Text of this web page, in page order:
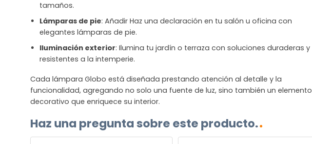
tamaños.
Lámparas de pie: Añadir Haz una declaración en tu salón u oficina con
elegantes lámparas de pie.
Iluminación exterior: Ilumina tu jardín o terraza con soluciones duraderas y
resistentes a la intemperie.
Cada lámpara Globo está diseñada prestando atención al detalle y la
funcionalidad, agregando no solo una fuente de luz, sino también un elemento
decorativo que enriquece su interior.
Haz una pregunta sobre este producto.